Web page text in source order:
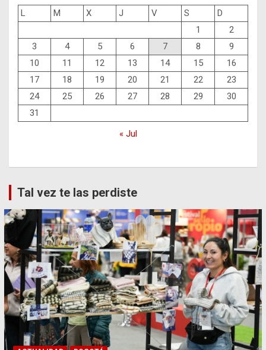
L
M X J V S
D
1
2
3
4 5 6 7 8
9
10
11 12 13 14 15
16
17
18 19 20 21 22
23
24
25 26 27 28 29
30
31
« Jul
Tal vez te las perdiste